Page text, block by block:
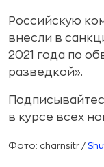
Российскую
внесли в
2021 года по
разведкой».
в курсе всех
Фото: charnsitr /